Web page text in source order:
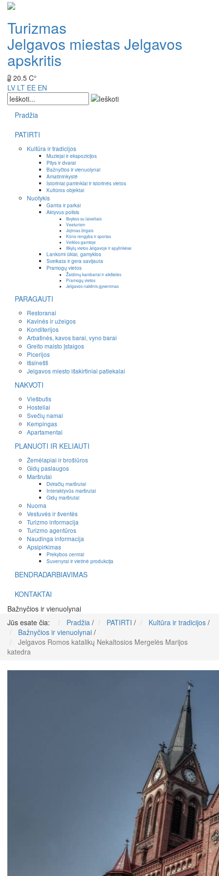
Turizmas
Jelgavos miestas Jelgavos
apskritis
20.5 C°
LV LT EE EN
Pradžia
PATIRTI
Kultūra ir tradicijos
Muziejai ir ekspozicijos
Pilys ir dvarai
Bažnyčios ir vienuolynai
Amatininkystė
Istoriniai paminklai ir istorinės vietos
Kultūros objektai
Nuotykis
Gamta ir parkai
Aktyvus poilsis
Išvykos su laiveliais
Veeturism
Jojimas žirgais
Kūno rengyba ir sportas
Veiklos gamtoje
Iškylų vietos Jelgavoje ir apylinkėse
Lankomi ūkiai, gamyklos
Sveikata ir gera savijauta
Pramogų vietos
Žaidimų kambariai ir aikštelės
Pramogų vietos
Jelgavos naktinis gyvenimas
PARAGAUTI
Restoranai
Kavinės ir užeigos
Konditerijos
Arbatinės, kavos barai, vyno barai
Greito maisto įstaigos
Picerijos
Išsinešti
Jelgavos miesto išskirtiniai patiekalai
NAKVOTI
Viešbutis
Hosteliai
Svečių namai
Kempingas
Apartamentai
PLANUOTI IR KELIAUTI
Žemėlapiai ir brošiūros
Gidų paslaugos
Maršrutai
Dviračių maršrutai
Interaktyvūs maršrutai
Gidų maršrutai
Nuoma
Vestuvės ir šventės
Turizmo informacija
Turizmo agentūros
Naudinga informacija
Apsipirkimas
Prekybos centrai
Suvenyrai ir vietinė produkcija
BENDRADARBIAVIMAS
KONTAKTAI
Bažnyčios ir vienuolynai
Jūs esate čia:
Pradžia / PATIRTI / Kultūra ir tradicijos /
Bažnyčios ir vienuolynai /
Jelgavos Romos katalikų Nekaltosios Mergelės Marijos
katedra